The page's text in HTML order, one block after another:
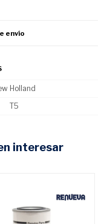
envío
Holland
T5
interesar